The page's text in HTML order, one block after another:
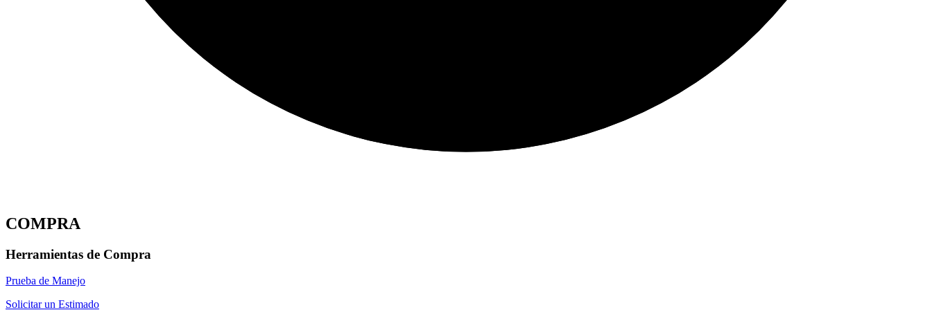
COMPRA
Herramientas de Compra
Prueba de Manejo
Solicitar un Estimado